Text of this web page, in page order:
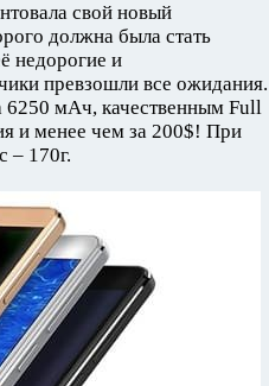
свой новый
должна была стать
недорогие и
превзошли все ожидания.
6250 мАч, качественным Full
и менее чем за 200$! При
– 170г.